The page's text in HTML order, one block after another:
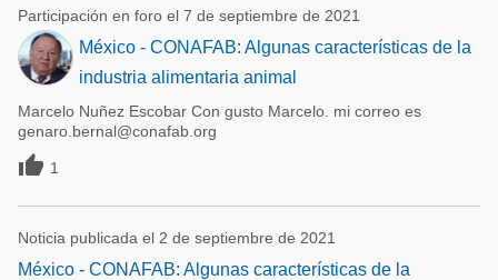
Participación en foro el 7 de septiembre de 2021
México - CONAFAB: Algunas características de la
industria alimentaria animal
Marcelo Nuñez Escobar Con gusto Marcelo. mi correo es
genaro.bernal@conafab.org
 1
Noticia publicada el 2 de septiembre de 2021
México - CONAFAB: Algunas características de la